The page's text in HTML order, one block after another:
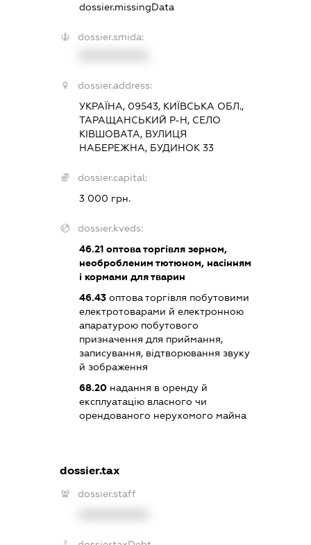
dossier.missingData
dossier.smida:
dossier.address:
УКРАЇНА, 09543, КИЇВСЬКА ОБЛ.,
ТАРАЩАНСЬКИЙ Р-Н, СЕЛО
КІВШОВАТА, ВУЛИЦЯ
НАБЕРЕЖНА, БУДИНОК 33
dossier.capital:
3 000 грн.
dossier.kveds:
46.21оптова торгівля зерном,
необробленим тютюном, насінням
і кормами для тварин
46.43оптова торгівля побутовими
електротоварами й електронною
апаратурою побутового
призначення для приймання,
записування, відтворювання звуку
й зображення
68.20надання в оренду й
експлуатацію власного чи
орендованого нерухомого майна
dossier.tax
dossier.staff